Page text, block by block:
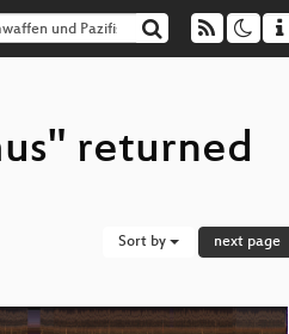
returned
Sort by next page